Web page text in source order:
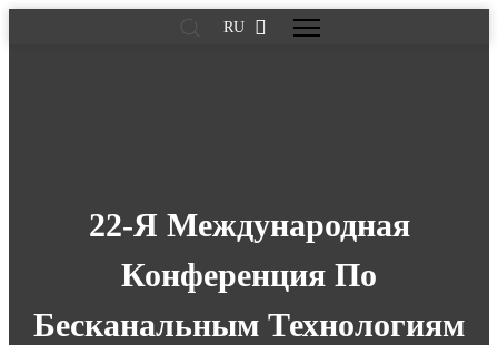
RU
22-Я Международная
Конференция По
Бесканальным Технологиям